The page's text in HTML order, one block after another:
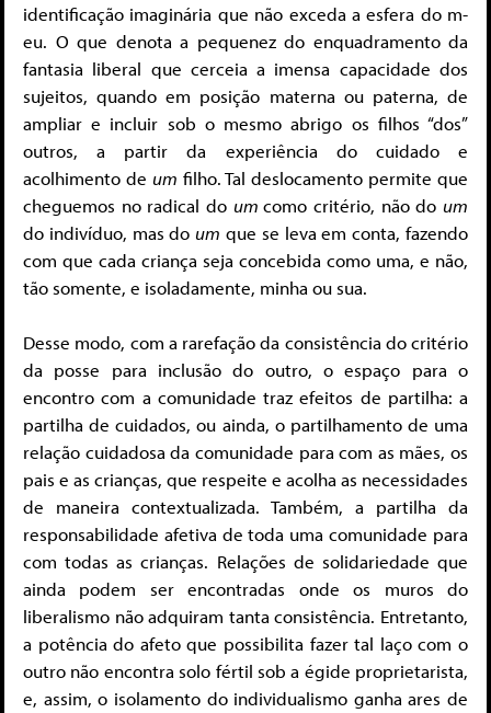
identificação imaginária que não exceda a esfera do m-
eu. O que denota a pequenez do enquadramento da
fantasia liberal que cerceia a imensa capacidade dos
sujeitos, quando em posição materna ou paterna, de
ampliar e incluir sob o mesmo abrigo os filhos “dos”
outros, a partir da experiência do cuidado e
acolhimento de um filho. Tal deslocamento permite que
cheguemos no radical do umcomo critério, não doum
do indivíduo, mas doum que se leva em conta, fazendo
com que cada criança seja concebida como uma, e não,
tão somente, e isoladamente, minha ou sua.
Desse modo, com a rarefação da consistência do critério
da posse para inclusão do outro, o espaço para o
encontro com a comunidade traz efeitos de partilha: a
partilha de cuidados, ou ainda, o partilhamento de uma
relação cuidadosa da comunidade para com as mães, os
pais e as crianças, que respeite e acolha as necessidades
de maneira contextualizada. Também, a partilha da
responsabilidade afetiva de toda uma comunidade para
com todas as crianças. Relações de solidariedade que
ainda podem ser encontradas onde os muros do
liberalismo não adquiram tanta consistência. Entretanto,
a potência do afeto que possibilita fazer tal laço com o
outro não encontra solo fértil sob a égide proprietarista,
e, assim, o isolamento do individualismo ganha ares de